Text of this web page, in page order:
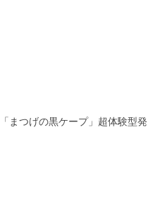
まつげの黒ケープ」超体験型発